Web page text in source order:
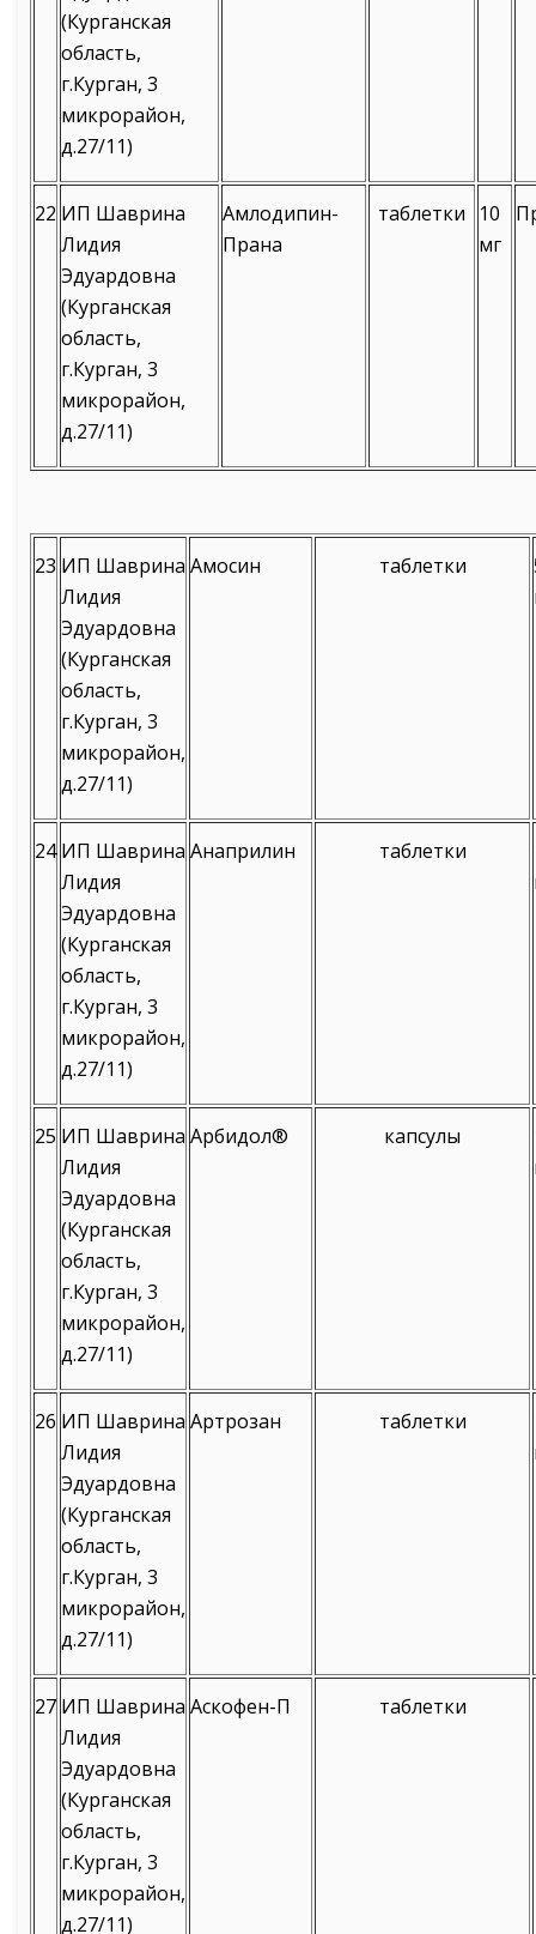
(Курганская
область,
г.Курган, 3
микрорайон,
д.27/11)
22 ИП Шаврина
Лидия
Эдуардовна
(Курганская
область,
г.Курган, 3
микрорайон,
д.27/11)
Амлодипин-
Прана
таблетки
10
мг
23 ИП Шаврина
Лидия
Эдуардовна
(Курганская
область,
г.Курган, 3
микрорайон,
д.27/11)
Амосин таблетки
24 ИП Шаврина
Лидия
Эдуардовна
(Курганская
область,
г.Курган, 3
микрорайон,
д.27/11)
Анаприлин таблетки
25 ИП Шаврина
Лидия
Эдуардовна
(Курганская
область,
г.Курган, 3
микрорайон,
д.27/11)
Арбидол® капсулы
26 ИП Шаврина
Лидия
Эдуардовна
(Курганская
область,
г.Курган, 3
микрорайон,
д.27/11)
Артрозан таблетки
27 ИП Шаврина
Лидия
Эдуардовна
(Курганская
область,
г.Курган, 3
микрорайон,
д.27/11)
Аскофен-П таблетки